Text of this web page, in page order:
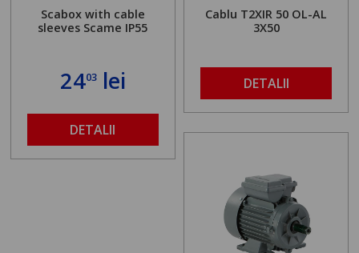
Scabox with cable
sleeves Scame IP55
2403lei
DETALII
Cablu T2XIR 50 OL-AL
3X50
DETALII